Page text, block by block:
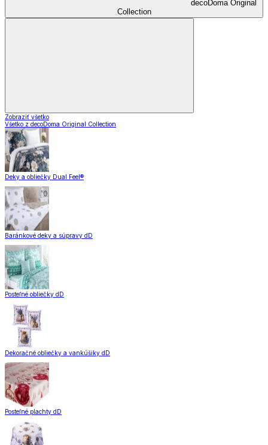
decoDoma Original
Collection
Zobraziť všetko
Všetko z decoDoma Original Collection
Deky a obliečky Dual Feel®
Baránkové deky a súpravy dD
Posteľné obliečky dD
Dekoračné obliečky a vankúšiky dD
Posteľné plachty dD